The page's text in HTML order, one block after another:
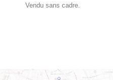
Vendu sans cadre.